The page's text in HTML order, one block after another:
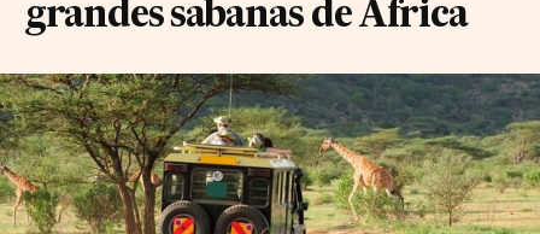
grandes sabanas de África